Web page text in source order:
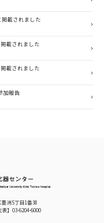
載されました
載されました
載されました
加報告
洲5丁目1番38
】 03-6204-6000